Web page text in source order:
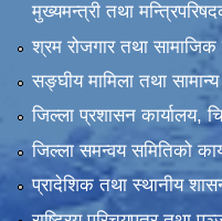
मुख्यमन्त्री तथा
श्रम रोजगार तथा सामाजिक
सङ्‍घीय मामिला तथा
जिल्ला प्रशासन कार्यालय,
जिल्ला समन्वय समितिको
प्रादेशिक तथा स्थानीय